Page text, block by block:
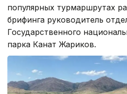
популярных турмаршрутах
брифинга руководитель
Государственного
парка Канат Жариков.